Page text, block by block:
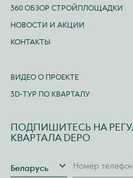
360 ОБЗОР СТРОЙПЛОЩАДКИ
НОВОСТИ И АКЦИИ
КОНТАКТЫ
ВИДЕО О ПРОЕКТЕ
3D-ТУР ПО КВАРТАЛУ
ПОДПИШИТЕСЬ НА
КВАРТАЛА DEPO
Беларусь Номер